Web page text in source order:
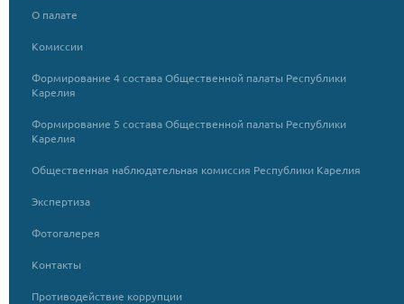
О палате
Комиссии
Формирование 4 состава Общественной палаты Республики
Карелия
Формирование 5 состава Общественной палаты Республики
Карелия
Общественная наблюдательная комиссия Республики Карелия
Экспертиза
Фотогалерея
Контакты
Противодействие коррупции